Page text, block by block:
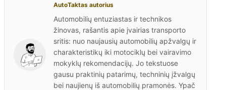
AutoTaktas autorius
Automobilių entuziastas ir technikos
žinovas, rašantis apie įvairias transporto
sritis: nuo naujausių automobilių apžvalgų ir
charakteristikų iki motociklų bei vairavimo
mokyklų rekomendacijų. Jo tekstuose
gausu praktinių patarimų, techninių įžvalgų
bei naujienų iš automobilių pramonės. Ypač